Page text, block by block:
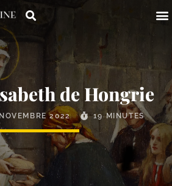
de Hongrie
2022 19 MINUTES